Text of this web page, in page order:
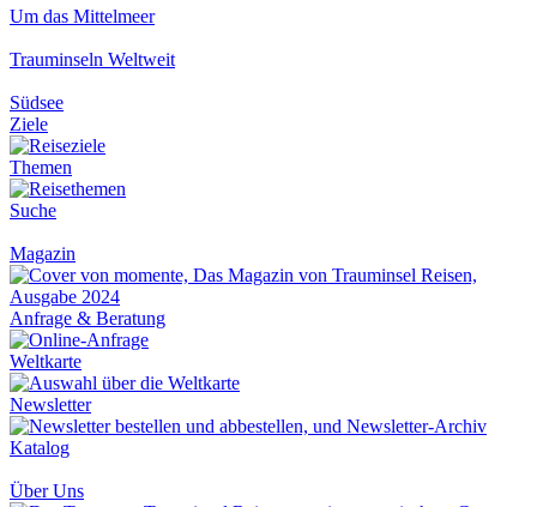
Um das Mittelmeer
Trauminseln Weltweit
Südsee
Ziele
Themen
Suche
Magazin
Anfrage & Beratung
Weltkarte
Newsletter
Katalog
Über Uns